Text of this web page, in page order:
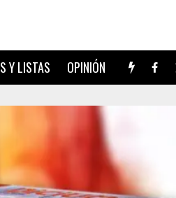
Y LISTAS OPINIÓN